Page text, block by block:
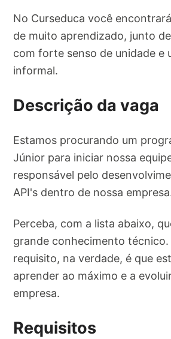
No Curseduca você
de muito aprendizado, junto
com forte senso de unidade e
informal.
Descrição da vaga
Estamos procurando um
Júnior para iniciar nossa
responsável pelo
API's dentro de nossa
Perceba, com a lista abaixo,
grande conhecimento técnico.
requisito, na verdade, é que
aprender ao máximo e a
empresa.
Requisitos